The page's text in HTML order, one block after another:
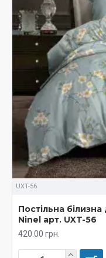
UXT-56
Постільна
Ninel арт. UXT-56
420.00 грн.